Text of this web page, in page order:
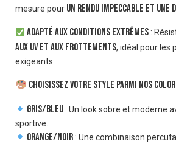
mesure pour un rendu impeccable et
Adapté aux conditions extrêmes:
aux UV et aux frottements, idéal pour les
exigeants.
Choisissez votre style parmi nos
Gris/Bleu: Un look sobre et moderne
sportive.
Orange/Noir: Une combinaison